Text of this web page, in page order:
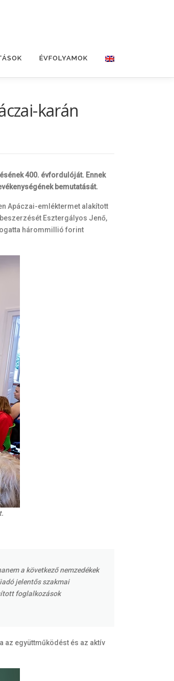
ÉVFOLYAMOK
karán
400. évfordulóját. Ennek
bemutatását.
Apáczai-emléktermet alakított
Esztergályos Jenő,
hárommillió forint
a következő nemzedékek
jelentős szakmai
foglalkozások
az együttműködést és az aktív